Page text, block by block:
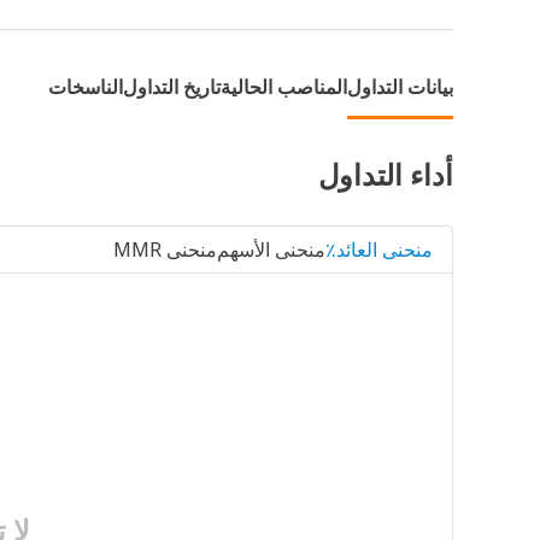
بيانات التداولالمناصب الحاليةتاريخ التداولالناسخات
أداء التداول
منحنى العائد٪منحنى الأسهممنحنى MMR